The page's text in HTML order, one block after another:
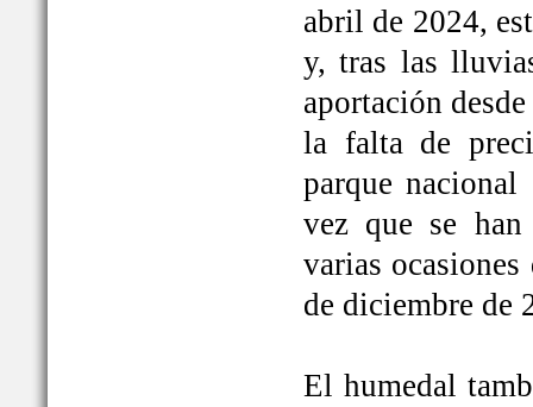
abril de 2024,
y, tras las
aportación
la falta de
parque
vez que se
varias
de diciembre de
El humedal